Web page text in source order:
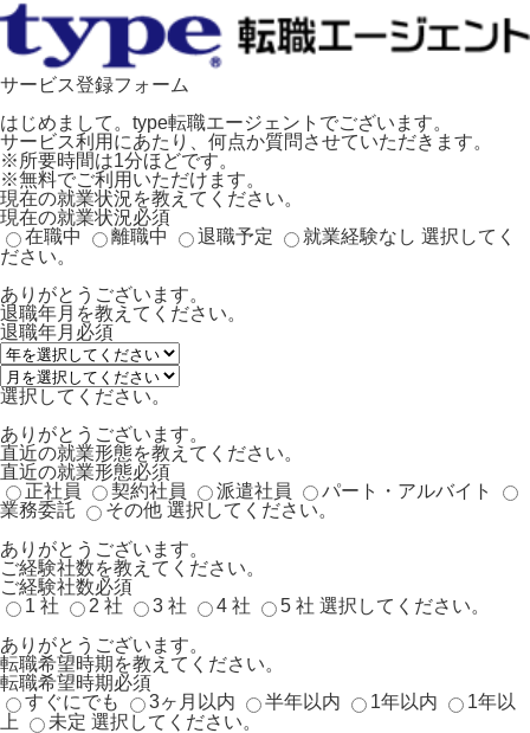
サービス登録フォーム
はじめまして。type転職エージェントでございます。
サービス利用にあたり、何点か質問させていただきます。
※所要時間は1分ほどです。
※無料でご利用いただけます。
現在の就業状況を教えてください。
現在の就業状況必須
在職中
離職中 退職予定 就業経験なし 選択してく
ださい。
ありがとうございます。
退職年月を教えてください。
退職年月 必須
選択してください。
ありがとうございます。
直近の就業形態を教えてください。
直近の就業形態必須
正社員
契約社員 派遣社員
パート・アルバイト
業務委託
その他 選択してください。
ありがとうございます。
ご経験社数を教えてください。
ご経験社数必須
1 社
2 社 3 社 4 社 5 社 選択してください。
ありがとうございます。
転職希望時期を教えてください。
転職希望時期必須
すぐにでも
3ヶ月以内 半年以内 1年以内
1年以
上
未定 選択してください。